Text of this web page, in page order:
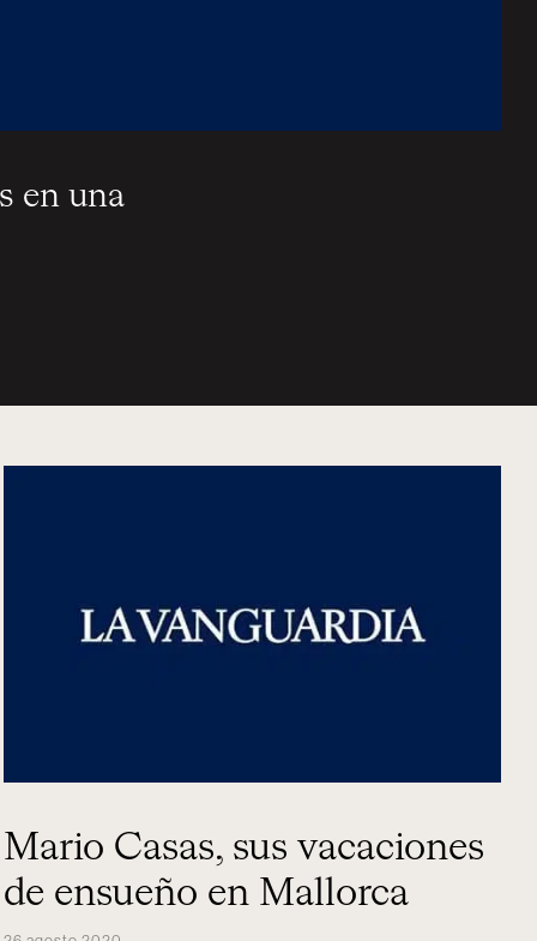
en una
Mario Casas, sus vacaciones
de ensueño en Mallorca